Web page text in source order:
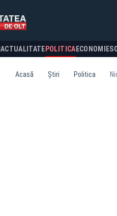
ACTUALITATE POLITICA ECONOMIE
Acasă Știri Politica